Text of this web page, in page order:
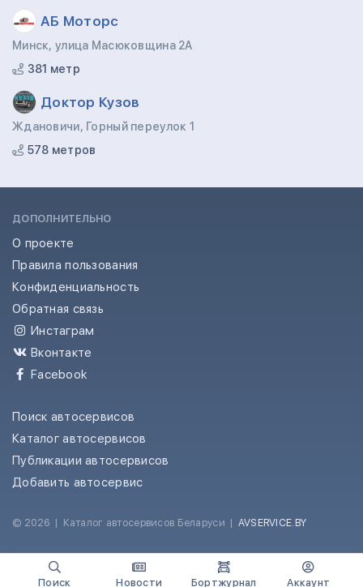
АБ Моторс
Минск, улица Масюковщина 2А
381 метр
Доктор Кузов
Ждановичи, Горный переулок 1
578 метров
ДОПОЛНИТЕЛЬНО
О проекте
Правила пользования
Конфиденциальность
Обратная связь
Инстаграм
Вконтакте
Facebook
Поиск автосервисов
Каталог автосервисов
Публикации автосервисов
Добавить автосервис
© 2026 | Каталог автосервисов Беларуси | AVSERVICE.BY
Поиск Новости Бортжурнал Аккаунт